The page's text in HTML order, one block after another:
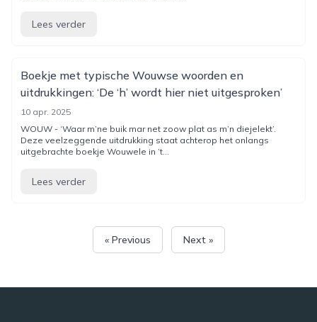
Lees verder
Boekje met typische Wouwse woorden en
uitdrukkingen: ‘De ‘h’ wordt hier niet uitgesproken’
10 apr. 2025
WOUW - ‘Waar m’ne buik mar net zoow plat as m’n diejelekt’.
Deze veelzeggende uitdrukking staat achterop het onlangs
uitgebrachte boekje Wouwele in ’t...
Lees verder
« Previous Next »